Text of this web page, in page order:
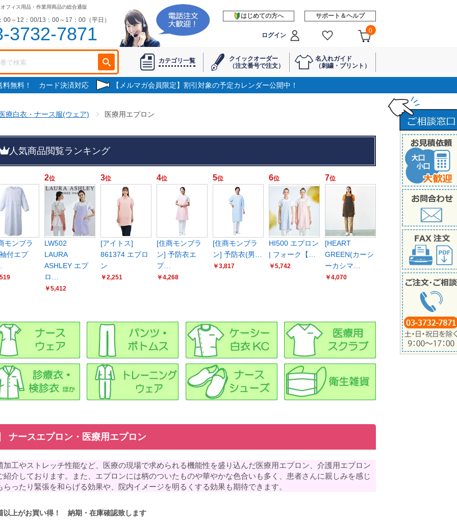
フィス用品・作業用商品の総合通販
00～12：00/13：00～17：00（平日）
3732-7871
はじめての方へ サポート＆ヘルプ
ログイン
0
カテゴリ一覧
クイックオーダー
（注文番号で注文）
名入れガイド
（刺繍・プリント）
料無料！ カード決済対応 【メルマガ会員限定】割引対象の予定カレンダー公開中！
療白衣・ナース服(ウェア) 医療用エプロン
人気商品閲覧ランキング
モンブラ
付エプ
2位
LW502
LAURA
ASHLEY エプ
ロ…
￥5,412
3位
[アイトス]
861374 エプロ
ン
￥2,251
4位
[住商モンブラ
ン] 予防衣エ
プ…
￥4,268
5位
[住商モンブラ
ン] 予防衣(男…
￥3,817
6位
HI500 エプロン
| フォーク【…
￥5,742
7位
[HEART
GREEN(カーシ
ーカシマ…
￥4,070
ナースエプロン・医療用エプロン
加工やストレッチ性能など、医療の現場で求められる機能性を盛り込んだ医療用エプロン、介護用エプロン
紹介しております。また、エプロンには柄のついたものや華やかな色合いも多く、患者さんに親しみを感じ
らったり緊張を和らげる効果や、院内イメージを明るくする効果も期待できます。
以上がお買い得！ 納期・在庫確認致します